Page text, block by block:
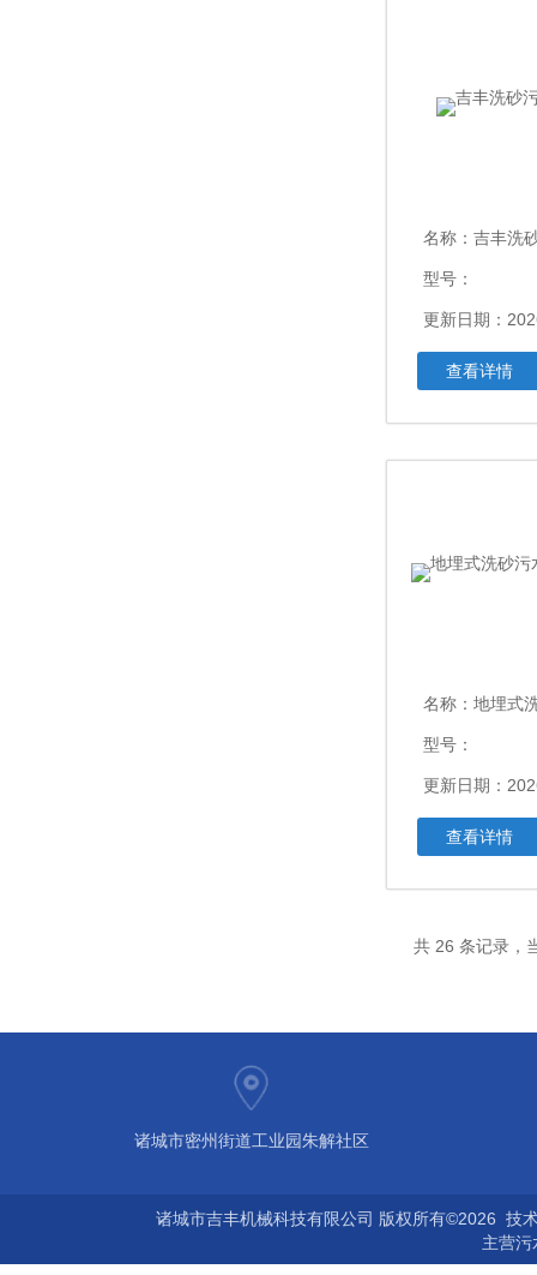
名称： 吉丰洗
型号：
更新日期：
查看详情
名称： 地埋式洗
型号：
更新日期：
查看详情
共 26 条记录
诸城市密州街道工业园朱解社区
诸城市吉丰机械科技有限公司 版权所有©2026 技
主营污